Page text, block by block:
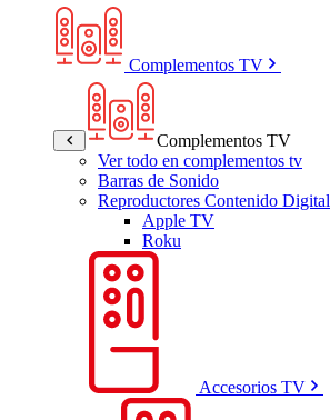
Complementos TV
Complementos TV
Ver todo en complementos tv
Barras de Sonido
Reproductores Contenido Digital
Apple TV
Roku
Accesorios TV